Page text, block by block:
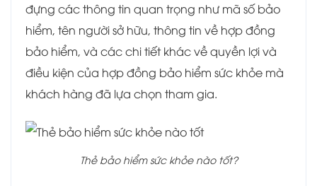
đựng các thông tin quan trọng như mã số bảo
hiểm, tên người sở hữu, thông tin về hợp đồng
bảo hiểm, và các chi tiết khác về quyền lợi và
điều kiện của hợp đồng bảo hiểm sức khỏe mà
khách hàng đã lựa chọn tham gia.
Thẻ bảo hiểm sức khỏe nào tốt?